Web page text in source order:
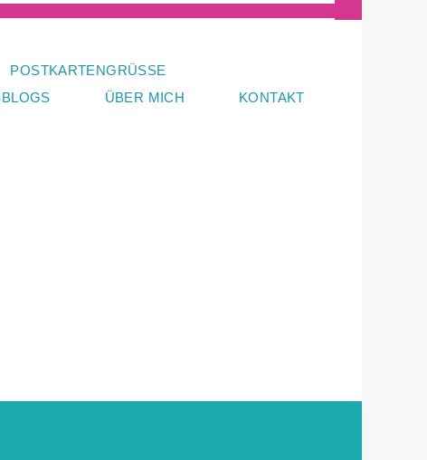
POSTKARTENGRÜSSE
ÜBER MICH KONTAKT